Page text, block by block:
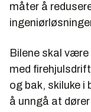
måter å
Bilene skal
med
og bak, skiluke i
å unngå at